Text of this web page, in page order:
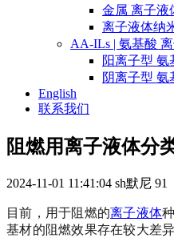
金属 离子液
离子液体纳
AA-ILs | 氨基酸
阳离子型 氨
阴离子型 氨
English
联系我们
阻燃用离子液体分
2024-11-01 11:41:04 sh默尼 91
目前，用于阻燃的离子液体
基材的阻燃效果存在较大差